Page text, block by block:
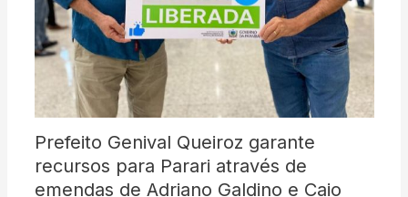
Prefeito Genival Queiroz garante
recursos para Parari através de
emendas de Adriano Galdino e Caio